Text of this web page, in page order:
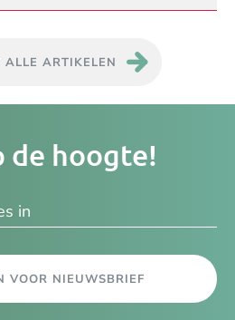
ALLE ARTIKELEN
de hoogte!
VOOR NIEUWSBRIEF